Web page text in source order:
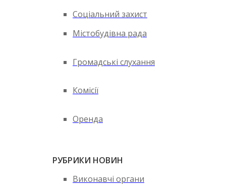
Соціальний захист
Містобудівна рада
Громадські слухання
Комісії
Оренда
РУБРИКИ НОВИН
Виконавчі органи